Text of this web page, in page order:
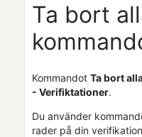
Ta bort
Kommandot Ta bort
- Verifiktationer.
Du använder
rader på din